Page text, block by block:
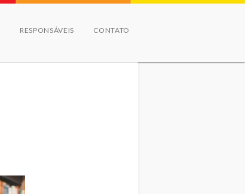
RESPONSÁVEIS CONTATO